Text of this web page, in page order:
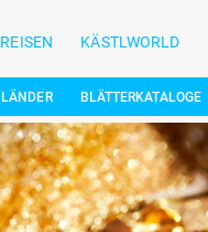
REISEN KÄSTLWORLD
LÄNDER BLÄTTERKATALOGE